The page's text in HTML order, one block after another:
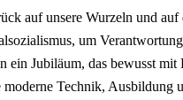
auf unsere Wurzeln und
um
ein Jubiläum, das bewusst
Technik,